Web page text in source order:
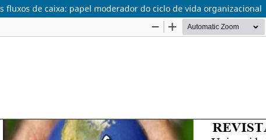
de caixa: papel moderador do ciclo de vida organizacional